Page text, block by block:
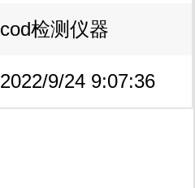
cod检测仪器
2022/9/24 9:07:36